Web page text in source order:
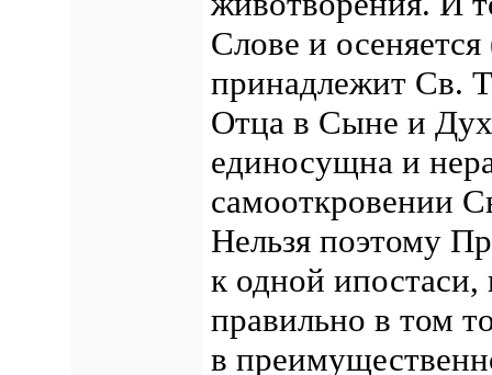
Слове и
принадлежит Св.
Отца в Сыне и
единосущна и
самооткровении
Нельзя поэтому
к одной
правильно в том
в